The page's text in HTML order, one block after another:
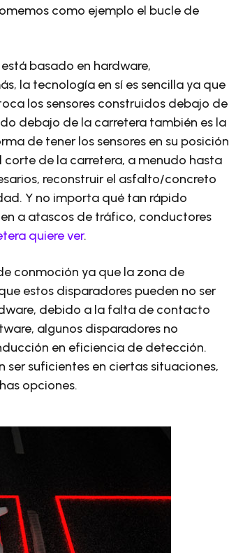
como ejemplo el bucle de
basado en hardware,
la tecnología en sí es sencilla ya que
los sensores construidos debajo de
debajo de la carretera también es la
de tener los sensores en su posición
corte de la carretera, a menudo hasta
reconstruir el asfalto/concreto
Y no importa qué tan rápido
a atascos de tráfico, conductores
quiere ver.
conmoción ya que la zona de
estos disparadores pueden no ser
debido a la falta de contacto
algunos disparadores no
en eficiencia de detección.
suficientes en ciertas situaciones,
opciones.